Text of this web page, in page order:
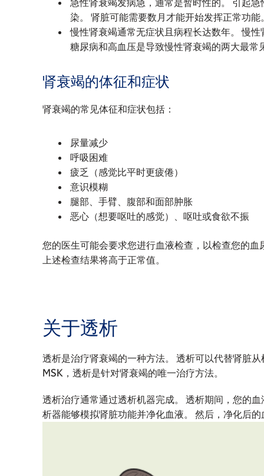
急性肾衰竭发病急，通常是暂时性的。 引起
染。 肾脏可能需要数月才能开始发挥正常功能
慢性肾衰竭通常无症状且病程长达数年。 慢
糖尿病和高血压是导致慢性肾衰竭的两大最常
肾衰竭的体征和症状
肾衰竭的常见体征和症状包括：
尿量减少
呼吸困难
疲乏（感觉比平时更疲倦）
意识模糊
腿部、手臂、腹部和面部肿胀
恶心（想要呕吐的感觉）、呕吐或食欲不振
您的医生可能会要求您进行血液检查，以检查您的
上述检查结果将高于正常值。
关于透析
透析是治疗肾衰竭的一种方法。 透析可以代替肾脏
MSK，透析是针对肾衰竭的唯一治疗方法。
透析治疗通常通过透析机器完成。 透析期间，您的
析器能够模拟肾脏功能并净化血液。 然后，净化后